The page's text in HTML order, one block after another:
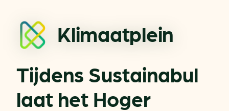
Klimaatplein
Tijdens Sustainabul
laat het Hoger